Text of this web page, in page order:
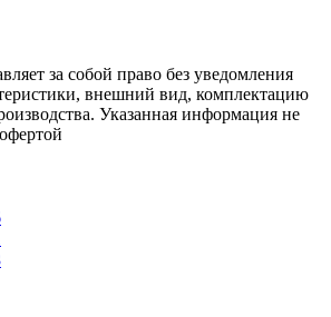
за собой право без уведомления
внешний вид, комплектацию
Указанная информация не